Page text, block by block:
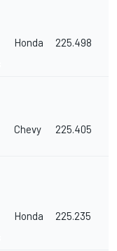
Honda 225.498
Chevy 225.405
Honda 225.235